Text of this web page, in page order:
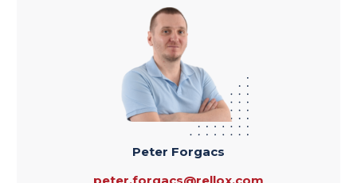
Peter Forgacs